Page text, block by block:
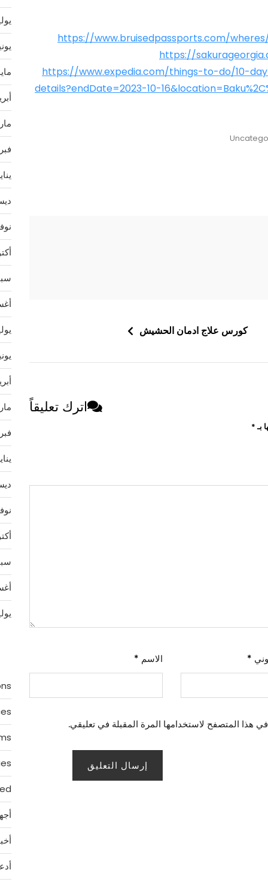
https://www.bruisedpassports.com/
https://
https://www.expedia.com/things-to-do/10-
details?endDate=2023-10-
كورس علاج ادمان الحشيش
اترك تعليقاً
بـ*
الاسم * *
هذا المتصفح لاستخدامها المرة المقبلة في تعليقي.
مايو